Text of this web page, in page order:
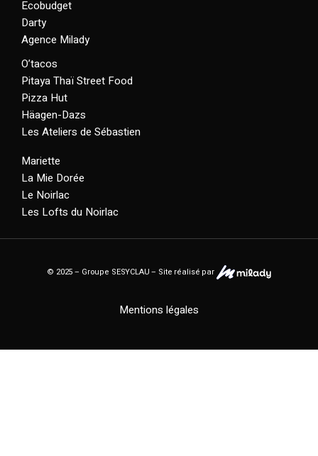
Ecobudget
Darty
Agence Milady
O’tacos
Pitaya Thaï Street Food
Pizza Hut
Häagen-Dazs
Les Ateliers de Sébastien
Mariette
La Mie Dorée
Le Noirlac
Les Lofts du Noirlac
© 2025 – Groupe SESYCLAU – Site réalisé par
Mentions légales